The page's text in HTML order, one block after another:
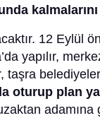
12 Eylül
yapılır,
taşra
oturup plan
adamına